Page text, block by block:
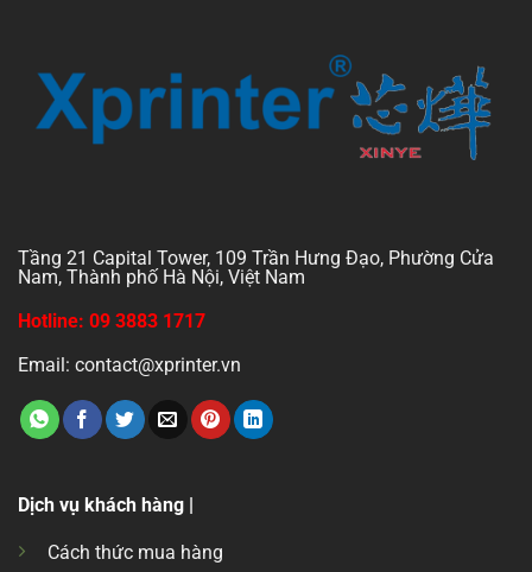
Tầng 21 Capital Tower, 109 Trần Hưng Đạo, Phường Cửa
Nam, Thành phố Hà Nội, Việt Nam
Hotline: 09 3883 1717
Email: contact@xprinter.vn
Dịch vụ khách hàng |
Cách thức mua hàng